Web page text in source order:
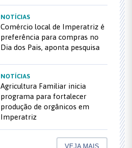
NOTÍCIAS
Comércio local de Imperatriz é
preferência para compras no
Dia dos Pais, aponta pesquisa
NOTÍCIAS
Agricultura Familiar inicia
programa para fortalecer
produção de orgânicos em
Imperatriz
VEJA MAIS